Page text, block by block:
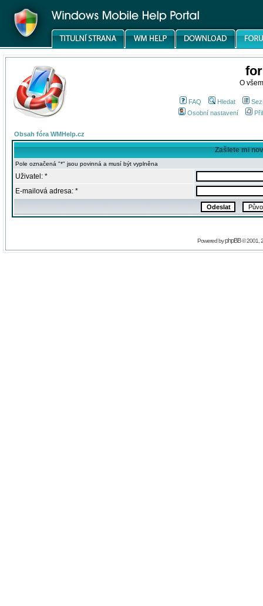
O
FAQ Hledat
Osobní nastavení
Obsah fóra WMHelp.cz
Zašlete mi
Pole označená "*" jsou povinná a musí být vyplněna
Uživatel: *
E-mailová adresa: *
Powered byphpBB© 2001,